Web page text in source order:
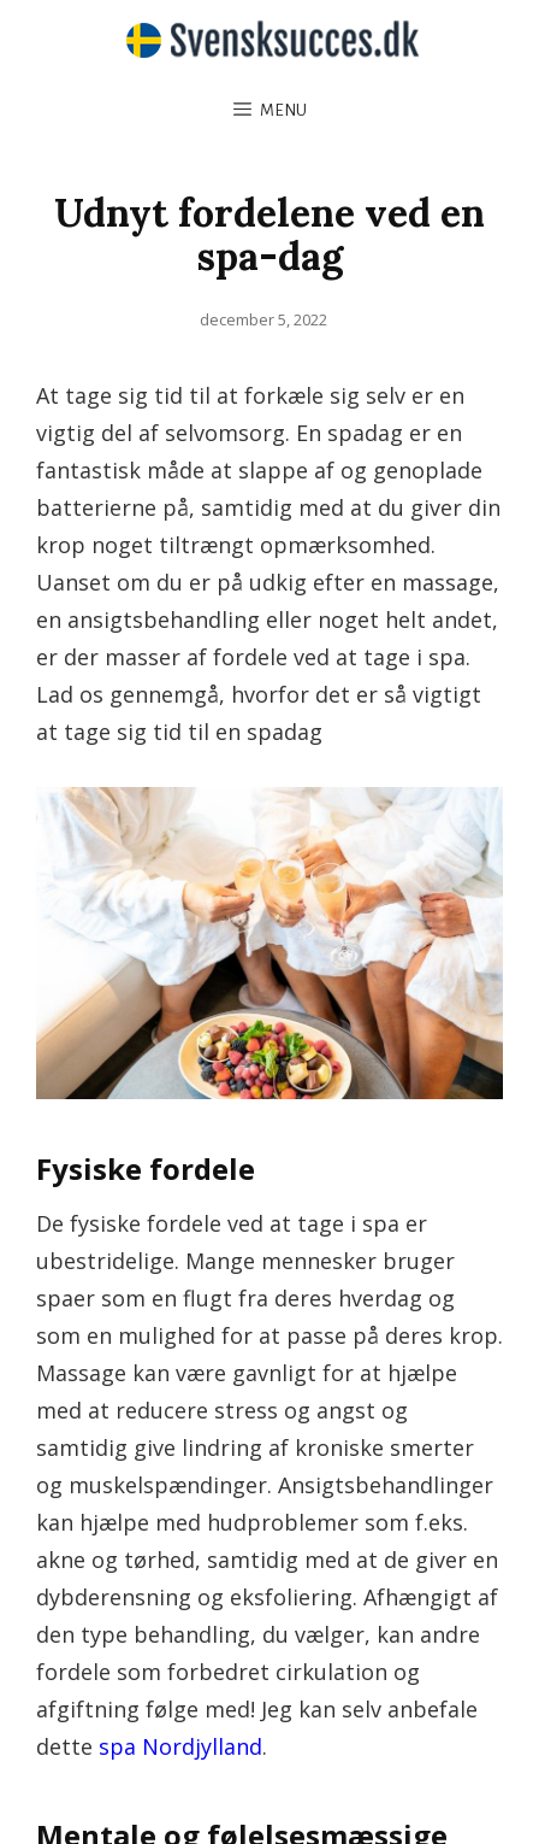
MENU
Udnyt fordelene ved en
spa-dag
Posted
december 5, 2022
At tage sig tid til at forkæle sig selv er en
vigtig del af selvomsorg. En spadag er en
fantastisk måde at slappe af og genoplade
batterierne på, samtidig med at du giver din
krop noget tiltrængt opmærksomhed.
Uanset om du er på udkig efter en massage,
en ansigtsbehandling eller noget helt andet,
er der masser af fordele ved at tage i spa.
Lad os gennemgå, hvorfor det er så vigtigt
at tage sig tid til en spadag
Fysiske fordele
De fysiske fordele ved at tage i spa er
ubestridelige. Mange mennesker bruger
spaer som en flugt fra deres hverdag og
som en mulighed for at passe på deres krop.
Massage kan være gavnligt for at hjælpe
med at reducere stress og angst og
samtidig give lindring af kroniske smerter
og muskelspændinger. Ansigtsbehandlinger
kan hjælpe med hudproblemer som f.eks.
akne og tørhed, samtidig med at de giver en
dybderensning og eksfoliering. Afhængigt af
den type behandling, du vælger, kan andre
fordele som forbedret cirkulation og
afgiftning følge med! Jeg kan selv anbefale
dette spa Nordjylland.
Mentale og følelsesmæssige